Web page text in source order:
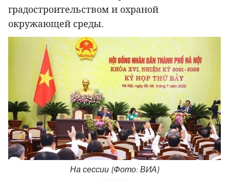
градостроительством и охраной
окружающей среды.
На сессии (Фото: ВИА)